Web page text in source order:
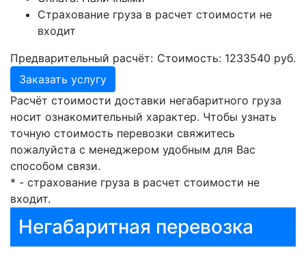
Страхование груза в расчет стоимости не
входит
Предварительный расчёт: Стоимость: 1233540 руб.
Заказать услугу
Расчёт стоимости доставки негабаритного груза
носит ознакомительный характер. Чтобы узнать
точную стоимость перевозки свяжитесь
пожалуйста с менеджером удобным для Вас
способом связи.
* - страхование груза в расчет стоимости не
входит.
Негабаритная перевозка